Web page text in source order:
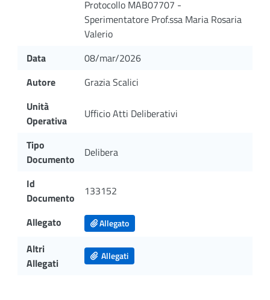
Protocollo MAB07707 -
Sperimentatore Prof.ssa Maria Rosaria
Valerio
Data
08/mar/2026
Autore
Grazia Scalici
Unità
Operativa
Ufficio Atti Deliberativi
Tipo
Documento
Delibera
Id
Documento
133152
Allegato Allegato
Altri
Allegati
Allegati